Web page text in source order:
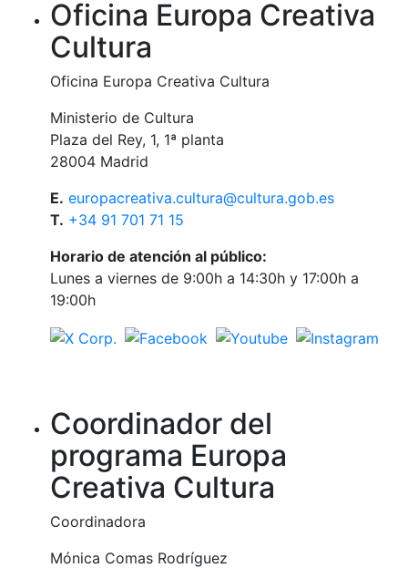
Oficina Europa Creativa
Cultura
Oficina Europa Creativa Cultura
Ministerio de Cultura
Plaza del Rey, 1, 1ª planta
28004 Madrid
E. europacreativa.cultura@cultura.gob.es
T. +34 91 701 71 15
Horario de atención al público:
Lunes a viernes de 9:00h a 14:30h y 17:00h a
19:00h
Coordinador del
programa Europa
Creativa Cultura
Coordinadora
Mónica Comas Rodríguez